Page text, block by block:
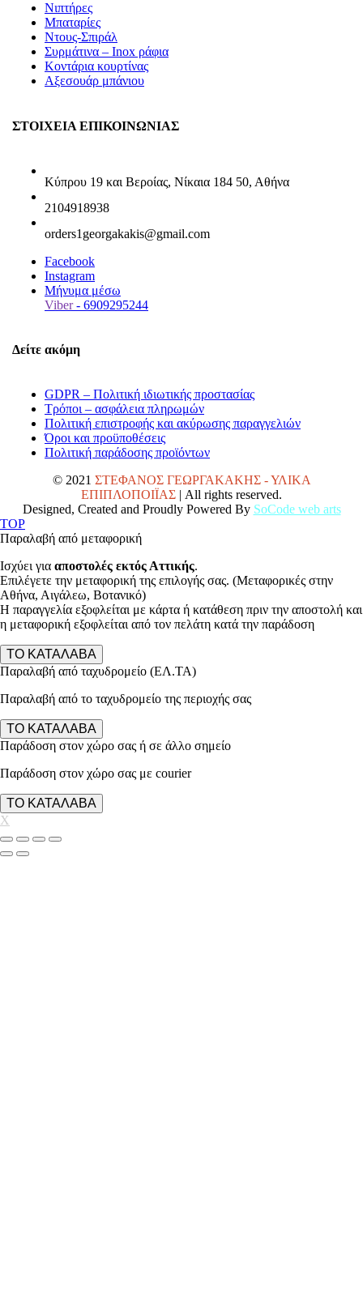
Νιπτήρες
Μπαταρίες
Ντους-Σπιράλ
Συρμάτινα – Inox ράφια
Κοντάρια κουρτίνας
Αξεσουάρ μπάνιου
ΣΤΟΙΧΕΙΑ ΕΠΙΚΟΙΝΩΝΙΑΣ
Κύπρου 19 και Βεροίας, Νίκαια 184 50, Αθήνα
2104918938
orders1georgakakis@gmail.com
Facebook
Instagram
Μήνυμα μέσω
Viber- 6909295244
Δείτε ακόμη
GDPR – Πολιτική ιδιωτικής προστασίας
Τρόποι – ασφάλεια πληρωμών
Πολιτική επιστροφής και ακύρωσης παραγγελιών
Όροι και προϋποθέσεις
Πολιτική παράδοσης προϊόντων
© 2021 ΣΤΕΦΑΝΟΣ ΓΕΩΡΓΑΚΑΚΗΣ - ΥΛΙΚΑ
ΕΠΙΠΛΟΠΟΙΪΑΣ | All rights reserved.
Designed, Created and Proudly Powered By SoCode web arts
TOP
Παραλαβή από μεταφορική
Ισχύει για αποστολές εκτός Αττικής.
Επιλέγετε την μεταφορική της επιλογής σας. (Μεταφορικές στην
Αθήνα, Αιγάλεω, Βοτανικό)
Η παραγγελία εξοφλείται με κάρτα ή κατάθεση πριν την αποστολή και
η μεταφορική εξοφλείται από τον πελάτη κατά την παράδοση
ΤΟ ΚΑΤΑΛΑΒΑ
Παραλαβή από ταχυδρομείο (ΕΛ.ΤΑ)
Παραλαβή από το ταχυδρομείο της περιοχής σας
ΤΟ ΚΑΤΑΛΑΒΑ
Παράδοση στον χώρο σας ή σε άλλο σημείο
Παράδοση στον χώρο σας με courier
ΤΟ ΚΑΤΑΛΑΒΑ
X